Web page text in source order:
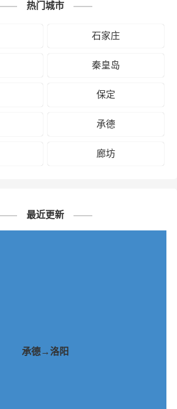
热门城市
石家庄
秦皇岛
保定
承德
廊坊
最近更新
承德→洛阳